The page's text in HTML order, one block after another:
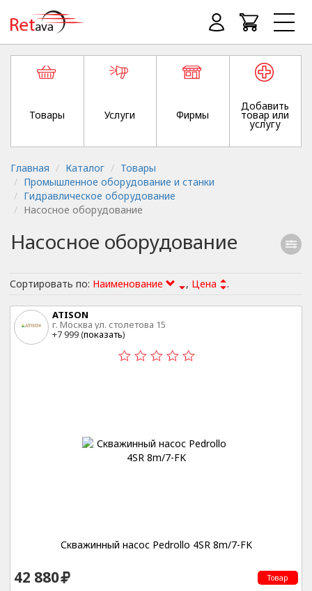
Товары Услуги Фирмы
Добавить
товар или
услугу
Главная Каталог
Товары
Промышленное оборудование и станки
Гидравлическое оборудование
Насосное оборудование
Насосное оборудование
Сортировать по: Наименование , Цена .
ATISON
г. Москва ул. столетова 15
+7 999 (показать)
Скважинный насос Pedrollo 4SR 8m/7-FK
42 880 Товар